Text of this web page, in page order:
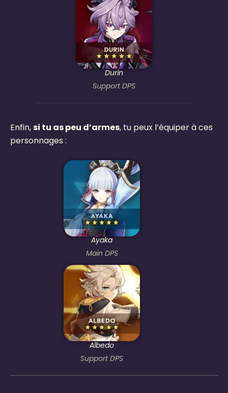
Durin
Support DPS
Enfin,si tu as peu d’armes, tu peux l’équiper à ces
personnages :
Ayaka
Main DPS
Albedo
Support DPS